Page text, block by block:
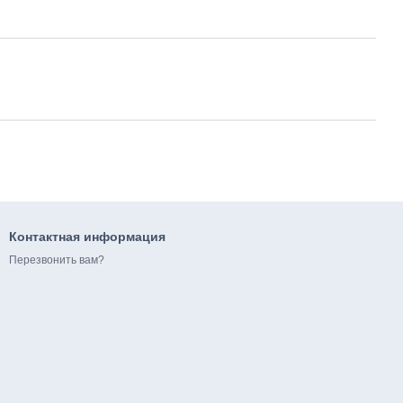
Контактная информация
Перезвонить вам?